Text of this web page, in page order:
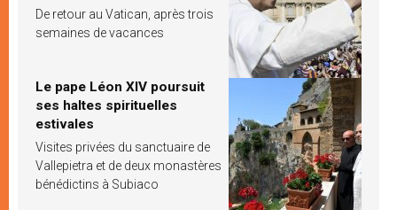
De retour au Vatican, après trois
semaines de vacances
Le pape Léon XIV poursuit
ses haltes spirituelles
estivales
Visites privées du sanctuaire de
Vallepietra et de deux monastères
bénédictins à Subiaco